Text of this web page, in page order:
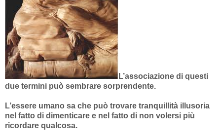
L’associazione di questi
due termini può sembrare sorprendente.
L’essere umano sa che può trovare tranquillità illusoria
nel fatto di dimenticare e nel fatto di non volersi più
ricordare qualcosa.